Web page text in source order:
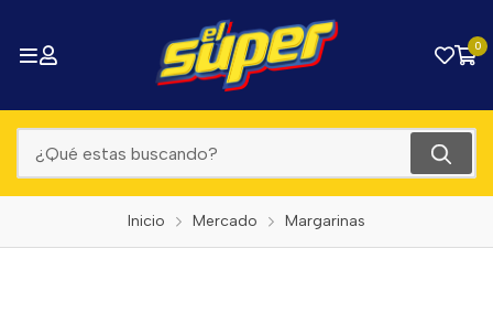
0
Inicio Mercado Margarinas